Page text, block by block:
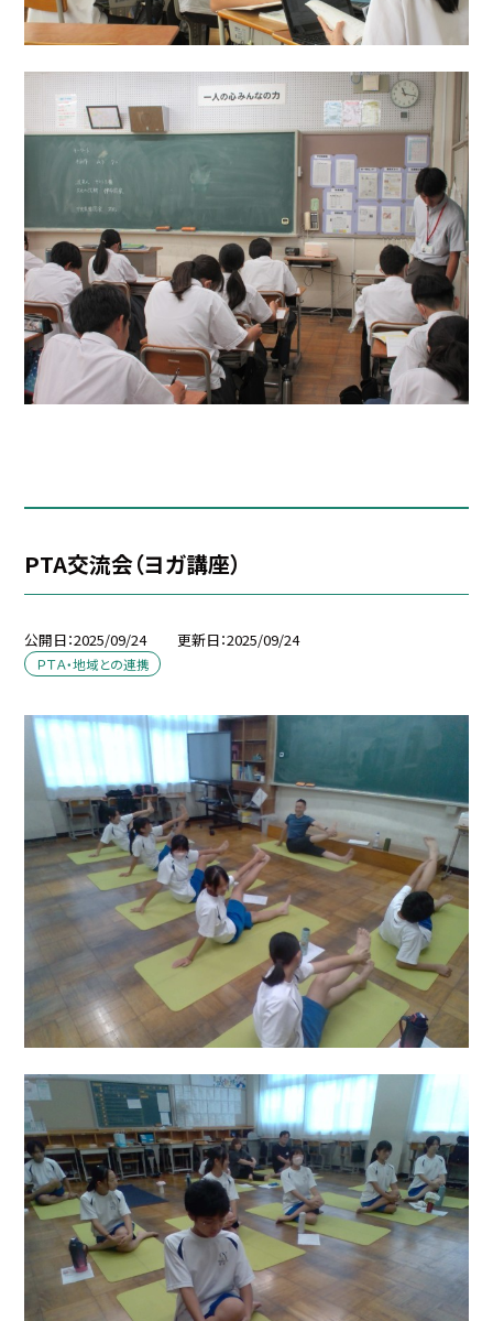
PTA交流会（ヨガ講座）
公開日 2025/09/24 更新日 2025/09/24
ＰＴＡ・地域との連携